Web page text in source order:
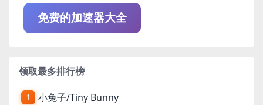
免费的加速器大全
领取最多排行榜
1 小兔子/Tiny Bunny